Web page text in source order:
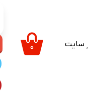
سایت ۰